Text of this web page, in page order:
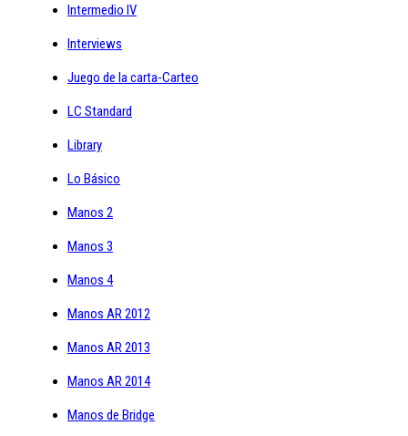
Intermedio IV
Interviews
Juego de la carta-Carteo
LC Standard
Library
Lo Básico
Manos 2
Manos 3
Manos 4
Manos AR 2012
Manos AR 2013
Manos AR 2014
Manos de Bridge